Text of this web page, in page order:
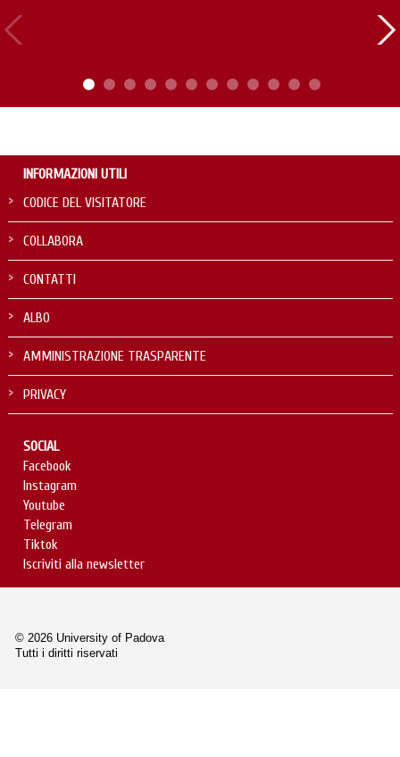
INFORMAZIONI UTILI
CODICE DEL VISITATORE
COLLABORA
CONTATTI
ALBO
AMMINISTRAZIONE TRASPARENTE
PRIVACY
SOCIAL
Facebook
Instagram
Youtube
Telegram
Tiktok
Iscriviti alla newsletter
© 2026 University of Padova
Tutti i diritti riservati